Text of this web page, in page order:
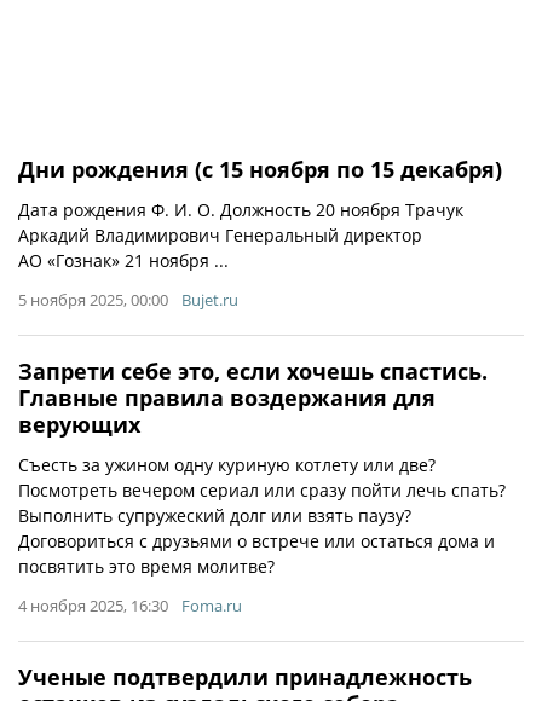
Дни рождения (с 15 ноября по 15 декабря)
Дата рождения Ф. И. О. Должность 20 ноября Трачук
Аркадий Владимирович Генеральный директор
АО «Гознак» 21 ноября ...
5 ноября 2025, 00:00 Bujet.ru
Запрети себе это, если хочешь спастись.
Главные правила воздержания для
верующих
Съесть за ужином одну куриную котлету или две?
Посмотреть вечером сериал или сразу пойти лечь спать?
Выполнить супружеский долг или взять паузу?
Договориться с друзьями о встрече или остаться дома и
посвятить это время молитве?
4 ноября 2025, 16:30 Foma.ru
Ученые подтвердили принадлежность